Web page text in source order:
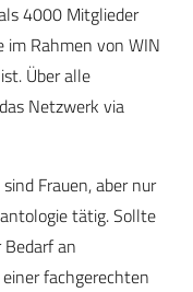
4000 Mitglieder
Rahmen von WIN
Über alle
Netzwerk via
Frauen, aber nur
tätig. Sollte
an
fachgerechten